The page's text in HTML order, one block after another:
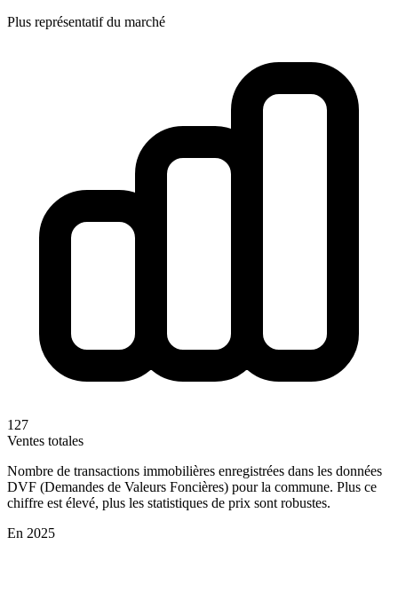
Plus représentatif du marché
127
Ventes totales
Nombre de transactions immobilières enregistrées dans les données
DVF (Demandes de Valeurs Foncières) pour la commune. Plus ce
chiffre est élevé, plus les statistiques de prix sont robustes.
En 2025